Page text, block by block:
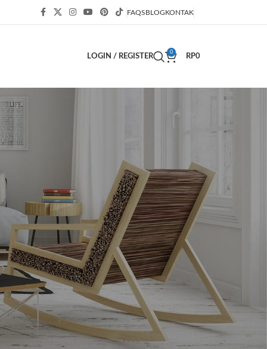
FAQSBLOGKONTAK
LOGIN / REGISTER
0
RP0
Blog(54)
(2)
Decoration(3)
Design
Design trends(1)
Diy(2)
Furniture(1)
Gaya Hidup
(12)
Inspiration
(8)
Interior Ideas(7)
Jasa & Layanan
(30)